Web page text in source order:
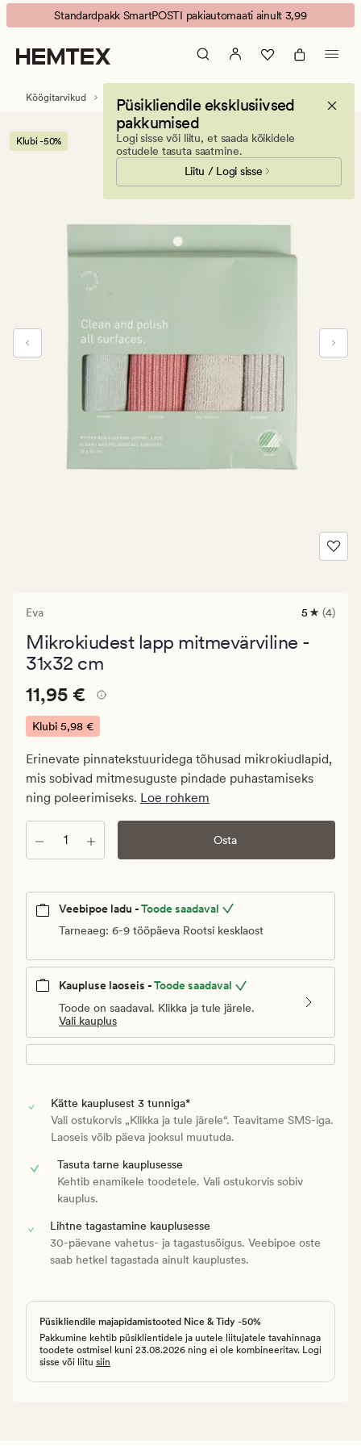
Eva
mikrokiudest
lapp
mitmevärviline
Animated
banner.
Press
ESCAPE
Standardpakk SmartPOSTI pakiautomaati ainult 3,99
Püsikliendile eksklusiivsed
pakkumised
Logi sisse või liitu, et saada kõikidele
ostudele tasuta saatmine.
Liitu / Logi sisse
Köögitarvikud Majapidamistooted
Klubi -50%
Eva
4
keskmise
5 (4)
Mikrokiudest lapp mitmevärviline -
31x32 cm
Pris_ee
11,95
€.
5,98
€
Pris_ee 11,95 €
11,95 €
Klubi 5,98 €
Erinevate pinnatekstuuridega tõhusad mikrokiudlapid,
mis sobivad mitmesuguste pindade puhastamiseks
ning poleerimiseks. Loe rohkem
Kogus Osta
Veebipoe ladu -Toode saadaval
Tarneaeg: 6-9 tööpäeva Rootsi kesklaost
Kaupluse laoseis -Toode saadaval
Toode on saadaval. Klikka ja tule järele.
Vali kauplus
Kätte kauplusest 3 tunniga*
Vali ostukorvis „Klikka ja tule järele“. Teavitame SMS-iga.
Laoseis võib päeva jooksul muutuda.
Tasuta tarne kauplusesse
Kehtib enamikele toodetele. Vali ostukorvis sobiv
kauplus.
Lihtne tagastamine kauplusesse
30-päevane vahetus- ja tagastusõigus. Veebipoe oste
saab hetkel tagastada ainult kauplustes.
Püsikliendile majapidamistooted Nice & Tidy -50%
Pakkumine kehtib püsiklientidele ja uutele liitujatele tavahinnaga
toodete ostmisel kuni 23.08.2026 ning ei ole kombineeritav. Logi
sisse või liitu siin